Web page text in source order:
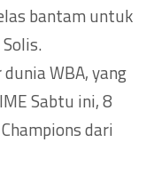
bantam untuk
WBA, yang
Sabtu ini, 8
dari